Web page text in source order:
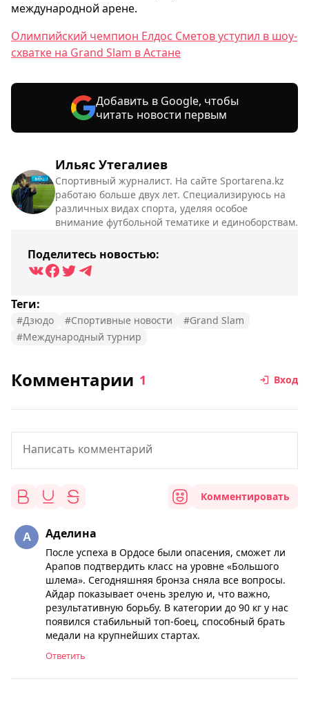
Ильяс Утегалиев
Спортивный журналист. На сайте Sportarena.kz
работаю больше двух лет. Специализируюсь на
различных видах спорта, уделяя особое
внимание футбольной тематике и единоборствам.
Поделитесь новостью:
Теги:
#Дзюдо #Спортивные новости
#Grand Slam
#Международный турнир
международной арене.
Олимпийский чемпион Елдос Сметов уступил в шоу-
схватке на Grand Slam в Астане
Добавить в Google, чтобы
читать новости первым
Комментарии 1 Вход
Комментировать
Аделина
После успеха в Ордосе были опасения, сможет ли
Арапов подтвердить класс на уровне «Большого
шлема». Сегодняшняя бронза сняла все вопросы.
Айдар показывает очень зрелую и, что важно,
результативную борьбу. В категории до 90 кг у нас
появился стабильный топ-боец, способный брать
медали на крупнейших стартах.
Ответить